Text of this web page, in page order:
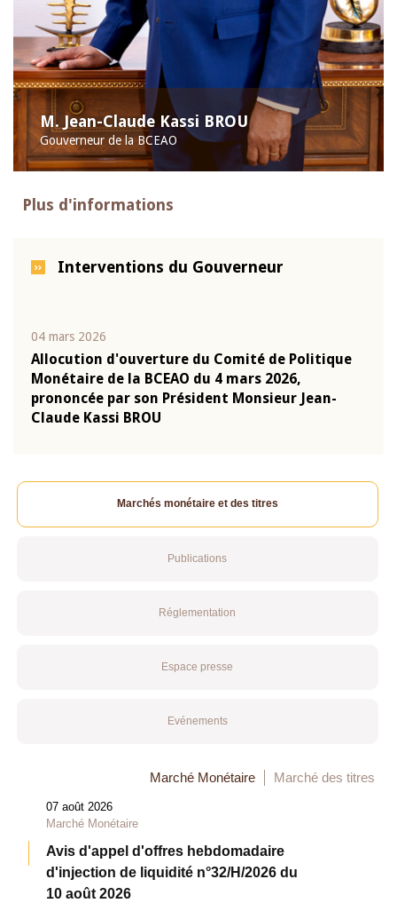
M. Jean-Claude Kassi BROU
Gouverneur de la BCEAO
Plus d'informations
Interventions du Gouverneur
04 mars 2026
Allocution d'ouverture du Comité de Politique
Monétaire de la BCEAO du 4 mars 2026,
prononcée par son Président Monsieur Jean-
Claude Kassi BROU
Marchés monétaire et des titres
Publications
Réglementation
Espace presse
Evénements
Marché Monétaire Marché des titres
07 août 2026
Marché Monétaire
Avis d'appel d'offres hebdomadaire
d'injection de liquidité n°32/H/2026 du
10 août 2026